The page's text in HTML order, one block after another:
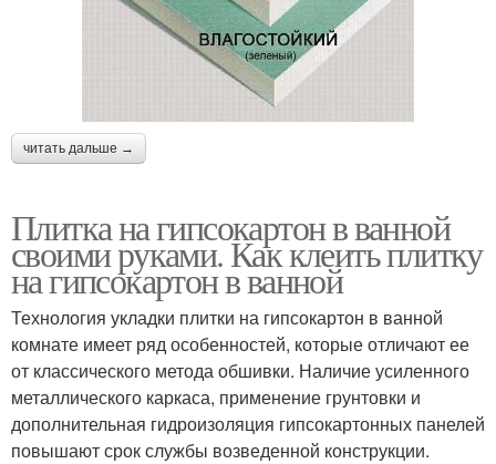
читать дальше →
Плитка на гипсокартон в ванной
своими руками. Как клеить плитку
на гипсокартон в ванной
Технология укладки плитки на гипсокартон в ванной
комнате имеет ряд особенностей, которые отличают ее
от классического метода обшивки. Наличие усиленного
металлического каркаса, применение грунтовки и
дополнительная гидроизоляция гипсокартонных панелей
повышают срок службы возведенной конструкции.